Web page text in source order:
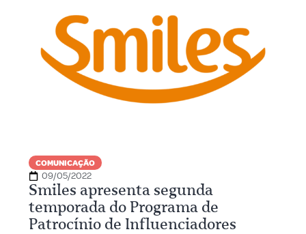
COMUNICAÇÃO
09/05/2022
Smiles apresenta segunda
temporada do Programa de
Patrocínio de Influenciadores